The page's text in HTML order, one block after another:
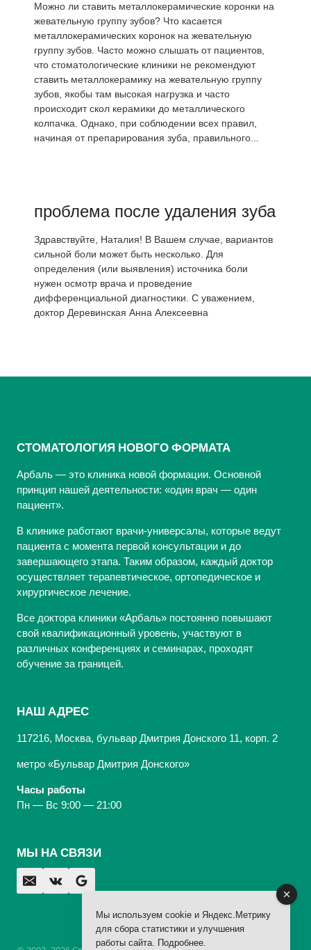
Можно ли ставить металлокерамические коронки на
жевательную группу зубов? Что касается
металлокерамических коронок на жевательную
группу зубов. Часто можно слышать от пациентов,
что стоматологические клиники не рекомендуют
ставить металлокерамику на жевательную группу
зубов, якобы там высокая нагрузка и часто
происходит скол керамики до металлического
колпачка. Однако, при соблюдении всех правил,
начиная от препарирования зуба, правильного...
проблема после удаления зуба
Здравствуйте, Наталия! В Вашем случае, вариантов
сильной боли может быть несколько. Для
определения (или выявления) источника боли
нужен осмотр врача и проведение
дифференциальной диагностики. С уважением,
доктор Деревинская Анна Алексеевна
СТОМАТОЛОГИЯ НОВОГО ФОРМАТА
Арбаль — это клиника новой формации. Основной
принцип нашей деятельности: «один врач — один
пациент».
В клинике работают врачи-универсалы, которые ведут
пациента с момента первой консультации и до
завершающего этапа. Таким образом, каждый доктор
осуществляет терапевтическое, ортопедическое и
хирургическое лечение.
Все доктора клиники «Арбаль» постоянно повышают
свой квалификационный уровень, участвуют в
различных конференциях и семинарах, проходят
обучение за границей.
НАШ АДРЕС
117216, Москва, бульвар Дмитрия Донского 11, корп. 2
метро «Бульвар Дмитрия Донского»
Часы работы
Пн — Вс 9:00 — 21:00
МЫ НА СВЯЗИ
Мы используем cookie и Яндекс.Метрику
для сбора статистики и улучшения
работы сайта. Подробнее.